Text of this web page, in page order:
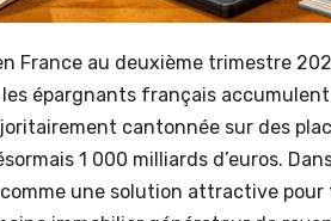
France au deuxième trimestre
les épargnants français
cantonnée sur des
1 000 milliards d’euros.
une solution attractive